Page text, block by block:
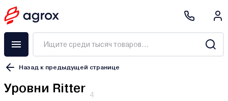
Назад к предыдущей странице
Уровни Ritter 4